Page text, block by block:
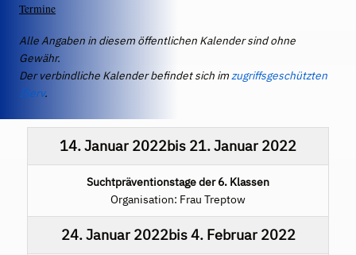
Termine
Alle Angaben in diesem öffentlichen Kalender sind ohne
Gewähr.
Der verbindliche Kalender befindet sich imzugriffsgeschützten
IServ.
14. Januar 2022bis 21. Januar 2022
Suchtpräventionstage der 6. Klassen
Organisation: Frau Treptow
24. Januar 2022bis4. Februar 2022